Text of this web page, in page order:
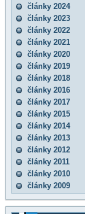
články 2024
články 2023
články 2022
články 2021
články 2020
články 2019
články 2018
články 2016
články 2017
články 2015
články 2014
články 2013
články 2012
články 2011
články 2010
články 2009